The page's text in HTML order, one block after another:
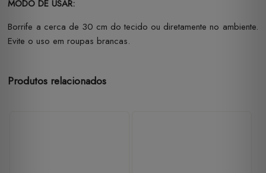
MODO DE USAR:
Borrife a cerca de 30 cm do tecido ou diretamente no ambiente.
Evite o uso em roupas brancas.
Produtos relacionados